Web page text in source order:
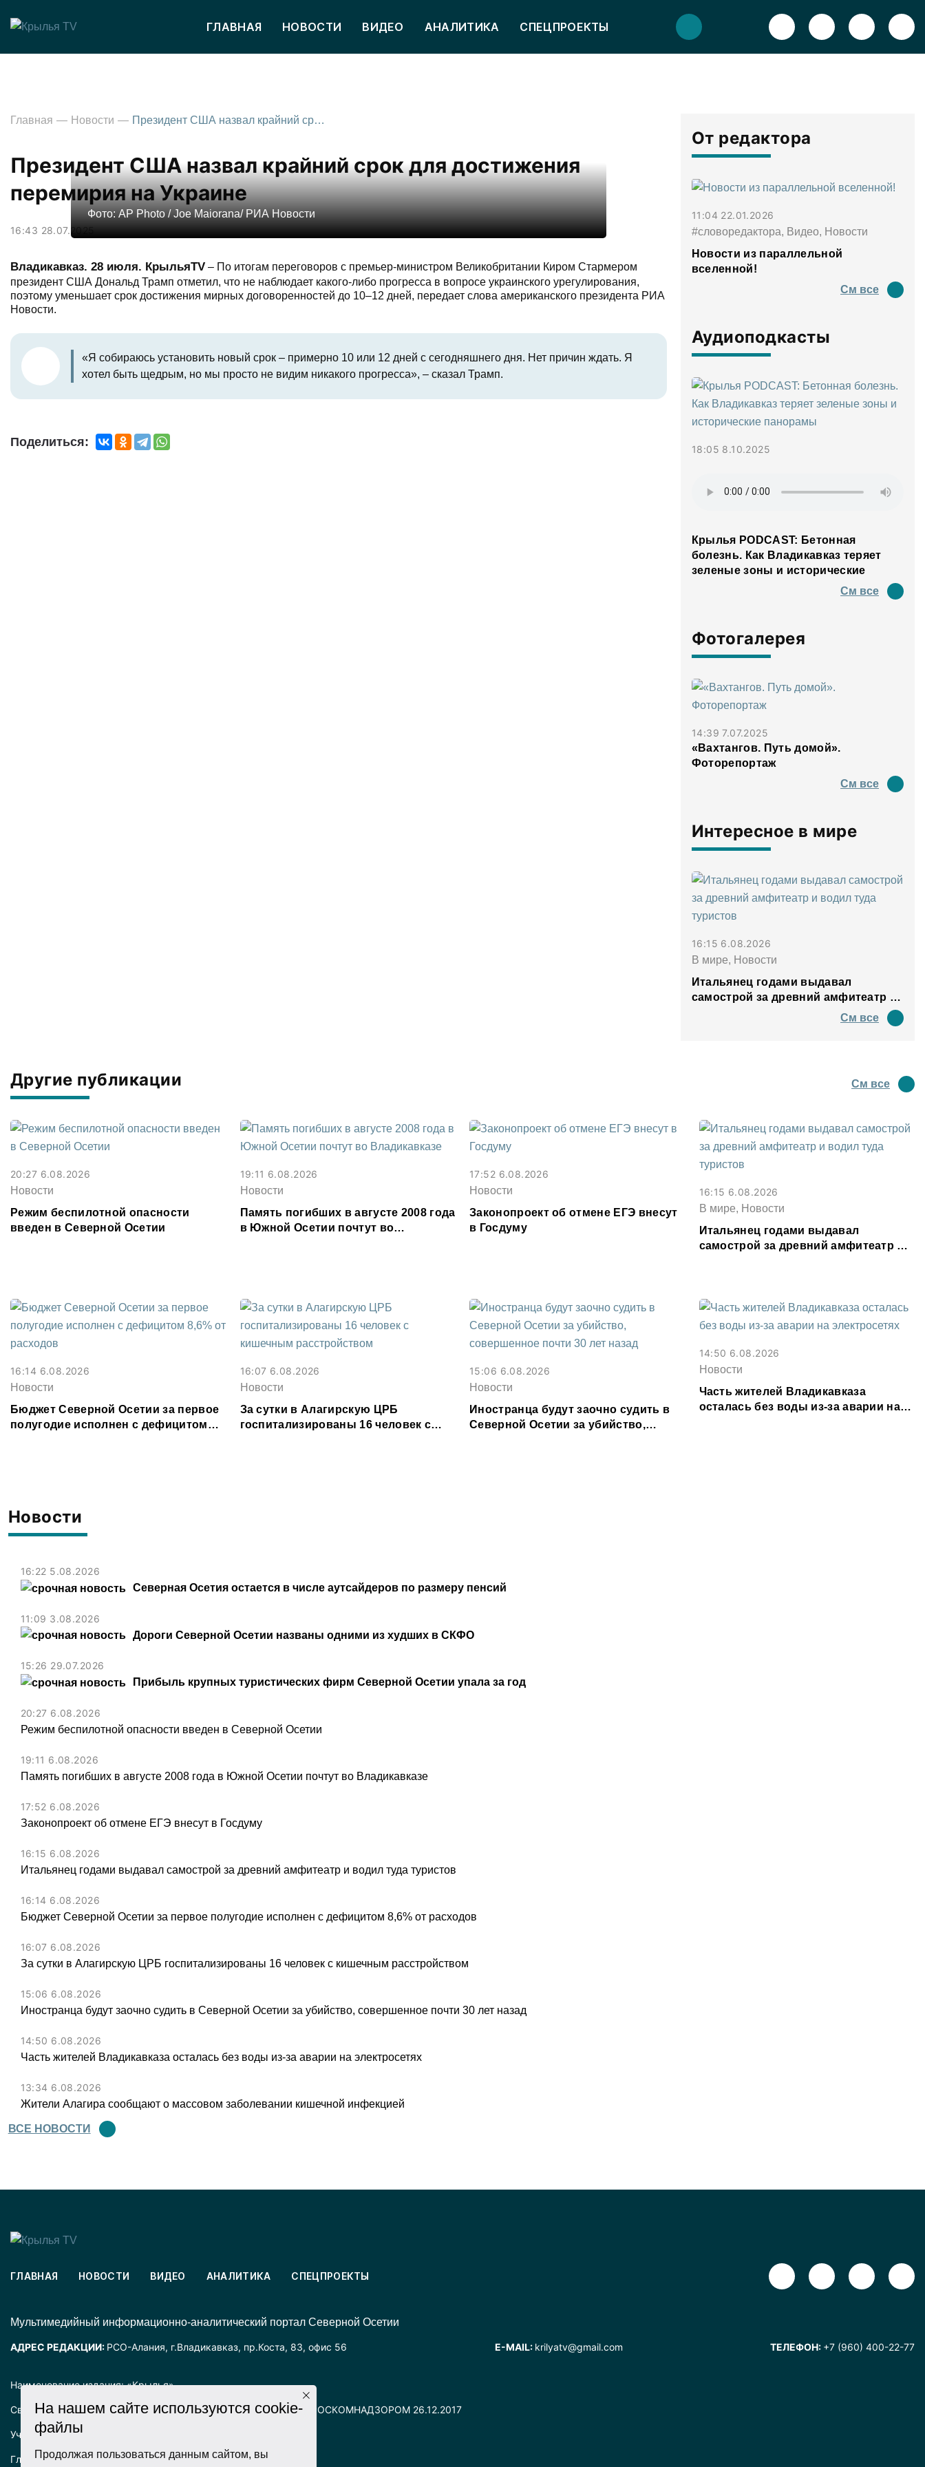
ГЛАВНАЯ НОВОСТИ ВИДЕО АНАЛИТИКА СПЕЦПРОЕКТЫ
Новости
16:22 5.08.2026
Северная Осетия остается в числе аутсайдеров по размеру пенсий
11:09 3.08.2026
Дороги Северной Осетии названы одними из худших в СКФО
15:26 29.07.2026
Прибыль крупных туристических фирм Северной Осетии упала за год
20:27 6.08.2026
Режим беспилотной опасности введен в Северной Осетии
19:11 6.08.2026
Память погибших в августе 2008 года в Южной Осетии почтут во Владикавказе
17:52 6.08.2026
Законопроект об отмене ЕГЭ внесут в Госдуму
16:15 6.08.2026
Итальянец годами выдавал самострой за древний амфитеатр и водил туда туристов
16:14 6.08.2026
Бюджет Северной Осетии за первое полугодие исполнен с дефицитом 8,6% от расходов
16:07 6.08.2026
За сутки в Алагирскую ЦРБ госпитализированы 16 человек с кишечным расстройством
15:06 6.08.2026
Иностранца будут заочно судить в Северной Осетии за убийство, совершенное почти 30 лет назад
14:50 6.08.2026
Часть жителей Владикавказа осталась без воды из-за аварии на электросетях
13:34 6.08.2026
Жители Алагира сообщают о массовом заболевании кишечной инфекцией
ВСЕ НОВОСТИ
Главная Новости Президент США назвал крайний срок для достижения перемирия на Украине
Президент США назвал крайний срок для достижения
перемирия на Украине
16:43 28.07.2025
Фото: AP Photo / Joe Maiorana/ РИА Новости
Владикавказ. 28 июля. КрыльяTV – По итогам переговоров с премьер-министром Великобритании Киром Стармером
президент США Дональд Трамп отметил, что не наблюдает какого-либо прогресса в вопросе украинского урегулирования,
поэтому уменьшает срок достижения мирных договоренностей до 10–12 дней, передает слова американского президента РИА
Новости.
«Я собираюсь установить новый срок – примерно 10 или 12 дней с сегодняшнего дня. Нет причин ждать. Я
хотел быть щедрым, но мы просто не видим никакого прогресса», – сказал Трамп.
Поделиться:
От редактора
11:04 22.01.2026
#словоредактора, Видео, Новости
Новости из параллельной
вселенной!
См все
Аудиоподкасты
18:05 8.10.2025
Крылья PODCAST: Бетонная
болезнь. Как Владикавказ теряет
зеленые зоны и исторические
См все
Фотогалерея
14:39 7.07.2025
«Вахтангов. Путь домой».
Фоторепортаж
См все
Интересное в мире
16:15 6.08.2026
В мире, Новости
Итальянец годами выдавал
самострой за древний амфитеатр и
См все
Другие публикации См все
20:27 6.08.2026
Новости
Режим беспилотной опасности
введен в Северной Осетии
19:11 6.08.2026
Новости
Память погибших в августе 2008 года
в Южной Осетии почтут во
17:52 6.08.2026
Новости
Законопроект об отмене ЕГЭ внесут
в Госдуму
16:15 6.08.2026
В мире, Новости
Итальянец годами выдавал
самострой за древний амфитеатр и
16:14 6.08.2026
Новости
Бюджет Северной Осетии за первое
полугодие исполнен с дефицитом
16:07 6.08.2026
Новости
За сутки в Алагирскую ЦРБ
госпитализированы 16 человек с
15:06 6.08.2026
Новости
Иностранца будут заочно судить в
Северной Осетии за убийство,
14:50 6.08.2026
Новости
Часть жителей Владикавказа
осталась без воды из-за аварии на
Наименование издания: «Крылья».
Свидетельство о регистрации СМИ ЭЛ № ФС77-72025 выдано РОСКОМНАДЗОРОМ 26.12.2017
Учредитель: ООО «Крылья».
Главный редактор: Хадарцева Л.Ч.
ГЛАВНАЯ НОВОСТИ ВИДЕО АНАЛИТИКА СПЕЦПРОЕКТЫ
Mультимедийный информационно-аналитический портал Северной Осетии
АДРЕС РЕДАКЦИИ: РСО-Алания, г.Владикавказ, пр.Коста, 83, офис 56 E-MAIL: krilyatv@gmail.com ТЕЛЕФОН: +7 (960) 400-22-77
На нашем сайте используются cookie-
файлы
Продолжая пользоваться данным сайтом, вы